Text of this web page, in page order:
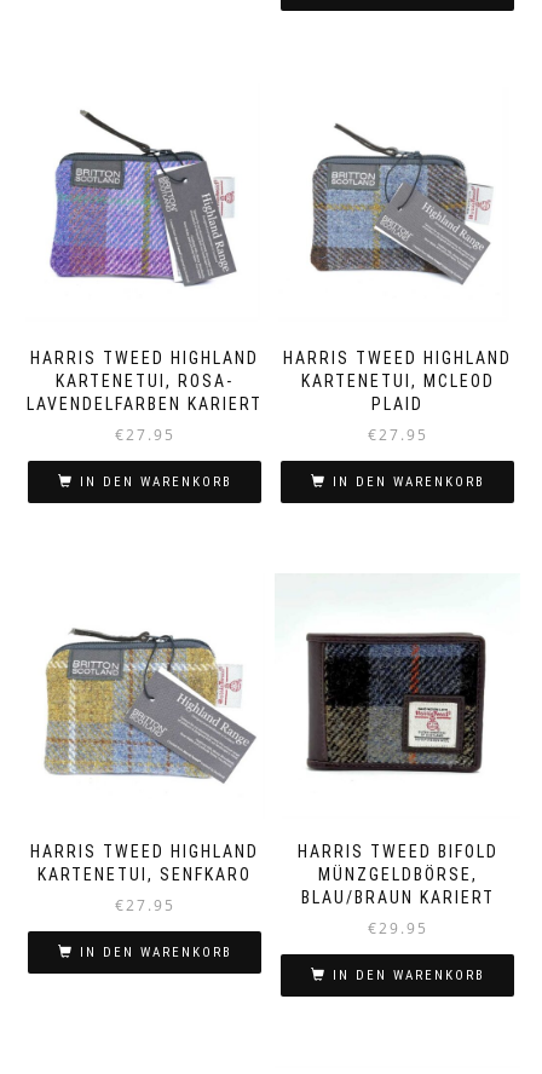
HARRIS TWEED HIGHLAND
KARTENETUI, ROSA-
LAVENDELFARBEN KARIERT
€27.95
IN DEN WARENKORB
HARRIS TWEED HIGHLAND
KARTENETUI, MCLEOD
PLAID
€27.95
IN DEN WARENKORB
HARRIS TWEED HIGHLAND
KARTENETUI, SENFKARO
€27.95
IN DEN WARENKORB
HARRIS TWEED BIFOLD
MÜNZGELDBÖRSE,
BLAU/BRAUN KARIERT
€29.95
IN DEN WARENKORB